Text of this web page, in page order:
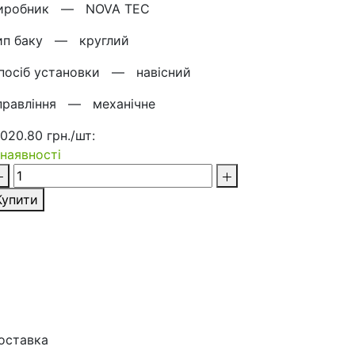
— NOVA TEC
баку — круглий
установки — навісний
— механічне
грн./шт: